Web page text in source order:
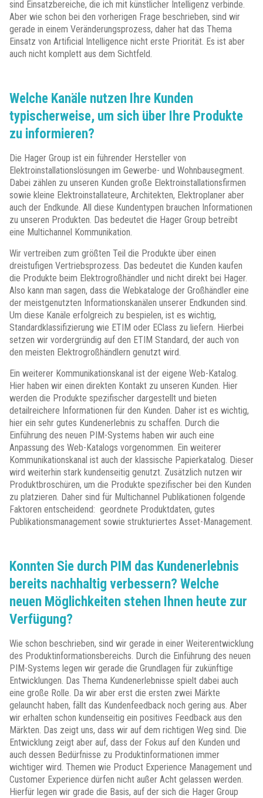
sind Einsatzbereiche, die ich mit künstlicher Intelligenz verbinde.
Aber wie schon bei den vorherigen Frage beschrieben, sind wir
gerade in einem Veränderungsprozess, daher hat das Thema
Einsatz von Artificial Intelligence nicht erste Priorität. Es ist aber
auch nicht komplett aus dem Sichtfeld.
Welche Kanäle nutzen Ihre Kunden
typischerweise, um sich über Ihre Produkte
zu informieren?
Die Hager Group ist ein führender Hersteller von
Elektroinstallationslösungen im Gewerbe- und Wohnbausegment.
Dabei zählen zu unseren Kunden große Elektroinstallationsfirmen
sowie kleine Elektroinstallateure, Architekten, Elektroplaner aber
auch der Endkunde. All diese Kundentypen brauchen Informationen
zu unseren Produkten. Das bedeutet die Hager Group betreibt
eine Multichannel Kommunikation.
Wir vertreiben zum größten Teil die Produkte über einen
dreistufigen Vertriebsprozess. Das bedeutet die Kunden kaufen
die Produkte beim Elektrogroßhändler und nicht direkt bei Hager.
Also kann man sagen, dass die Webkataloge der Großhändler eine
der meistgenutzten Informationskanälen unserer Endkunden sind.
Um diese Kanäle erfolgreich zu bespielen, ist es wichtig,
Standardklassifizierung wie ETIM oder EClass zu liefern. Hierbei
setzen wir vordergründig auf den ETIM Standard, der auch von
den meisten Elektrogroßhändlern genutzt wird.
Ein weiterer Kommunikationskanal ist der eigene Web-Katalog.
Hier haben wir einen direkten Kontakt zu unseren Kunden. Hier
werden die Produkte spezifischer dargestellt und bieten
detailreichere Informationen für den Kunden. Daher ist es wichtig,
hier ein sehr gutes Kundenerlebnis zu schaffen. Durch die
Einführung des neuen PIM-Systems haben wir auch eine
Anpassung des Web-Katalogs vorgenommen. Ein weiterer
Kommunikationskanal ist auch der klassische Papierkatalog. Dieser
wird weiterhin stark kundenseitig genutzt. Zusätzlich nutzen wir
Produktbroschüren, um die Produkte spezifischer bei den Kunden
zu platzieren. Daher sind für Multichannel Publikationen folgende
Faktoren entscheidend: geordnete Produktdaten, gutes
Publikationsmanagement sowie strukturiertes Asset-Management.
Konnten Sie durch PIM das Kundenerlebnis
bereits nachhaltig verbessern? Welche
neuen Möglichkeiten stehen Ihnen heute zur
Verfügung?
Wie schon beschrieben, sind wir gerade in einer Weiterentwicklung
des Produktinformationsbereichs. Durch die Einführung des neuen
PIM-Systems legen wir gerade die Grundlagen für zukünftige
Entwicklungen. Das Thema Kundenerlebnisse spielt dabei auch
eine große Rolle. Da wir aber erst die ersten zwei Märkte
gelauncht haben, fällt das Kundenfeedback noch gering aus. Aber
wir erhalten schon kundenseitig ein positives Feedback aus den
Märkten. Das zeigt uns, dass wir auf dem richtigen Weg sind. Die
Entwicklung zeigt aber auf, dass der Fokus auf den Kunden und
auch dessen Bedürfnisse zu Produktinformationen immer
wichtiger wird. Themen wie Product Experience Management und
Customer Experience dürfen nicht außer Acht gelassen werden.
Hierfür legen wir grade die Basis, auf der sich die Hager Group